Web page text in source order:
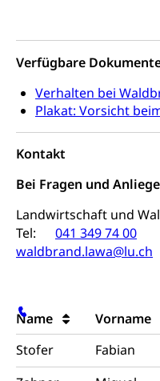
Verfügbare
Verhalten bei
Plakat: Vorsicht
Kontakt
Bei Fragen und
Landwirtschaft und
Tel:
041 349 74 00
waldbrand.lawa@lu.ch
Name Vorname
Stofer
Fabian
Filmförderung,
und Kultur,
Mobilität
Schiene und
Transportmittel,
Schifffahrt
Schifffahrt
Strasse
Autoverkehr,
leistungsabhängige